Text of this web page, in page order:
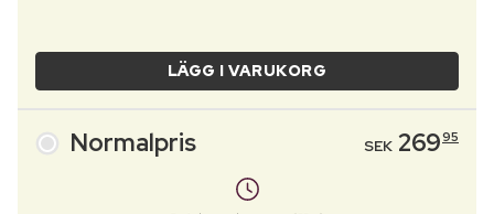
LÄGG I VARUKORG
Normalpris SEK 26995